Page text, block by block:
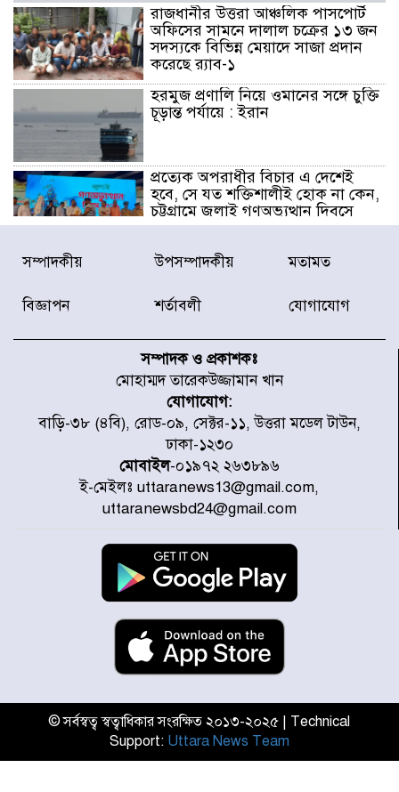
রাজধানীর উত্তরা আঞ্চলিক পাসপোর্ট
অফিসের সামনে দালাল চক্রের ১৩ জন
সদস্যকে বিভিন্ন মেয়াদে সাজা প্রদান
করেছে র‌্যাব-১
হরমুজ প্রণালি নিয়ে ওমানের সঙ্গে চুক্তি
চূড়ান্ত পর্যায়ে : ইরান
প্রত্যেক অপরাধীর বিচার এ দেশেই
হবে, সে যত শক্তিশালীই হোক না কেন,
চট্টগ্রামে জুলাই গণঅভ্যুত্থান দিবসে
প্রতিমন্ত্রী মীর হেলাল
আগামী ৫ দিন বৃষ্টির আভাস
হাসিনার বক্তব্য প্রচারে ভারতের সমর্থন
নেই
জুলাই গণঅভ্যুত্থানে আহত যোদ্ধা
মিতুর খোঁজ নিলেন প্রধানমন্ত্রী
উত্তরায় জুলাই গণঅভ্যুত্থানের ৯২
শহীদের তালিকা প্রকাশ করল JRA
জুলাই গণঅভ্যুত্থানে উত্তরায় সর্বকনিষ্ঠ
শহীদ জাবির ইব্রাহীম: এক শিশুর রক্তে
লেখা ইতিহাস
রাজধানীতে আজ বৃষ্টির সম্ভাবনা, যা
জুলাই গণঅভ্যুত্থানের অমর প্রতীক
সম্পাদকীয় উপসম্পাদকীয় মতামত
বিজ্ঞাপন শর্তাবলী যোগাযোগ
সম্পাদক ও প্রকাশকঃ
মোহাম্মদ তারেকউজ্জামান খান
যোগাযোগ:
বাড়ি-৩৮ (৪বি), রোড-০৯, সেক্টর-১১, উত্তরা মডেল টাউন,
ঢাকা-১২৩০
মোবাইল-০১৯৭২ ২৬৩৮৯৬
ই-মেইলঃ uttaranews13@gmail.com,
uttaranewsbd24@gmail.com
© সর্বস্বত্ব স্বত্বাধিকার সংরক্ষিত ২০১৩-২০২৫ | Technical
Support: Uttara News Team